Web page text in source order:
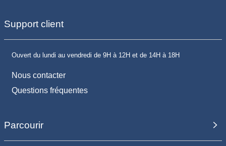
Support client
Ouvert du lundi au vendredi de 9H à 12H et de 14H à 18H
Nous contacter
Questions fréquentes
Parcourir